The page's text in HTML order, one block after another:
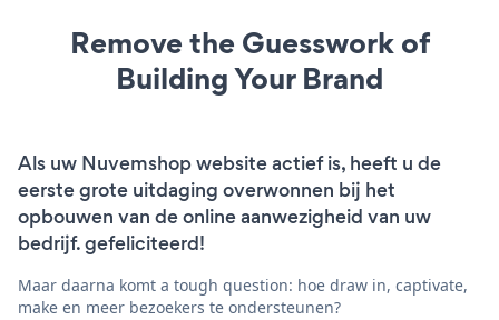
Remove the Guesswork of
Building Your Brand
Als uw Nuvemshop website actief is, heeft u de
eerste grote uitdaging overwonnen bij het
opbouwen van de online aanwezigheid van uw
bedrijf. gefeliciteerd!
Maar daarna komt a tough question: hoe draw in, captivate,
make en meer bezoekers te ondersteunen?